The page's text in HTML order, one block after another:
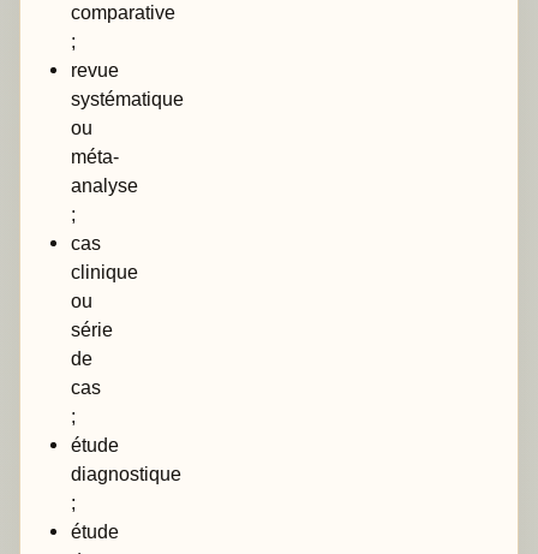
comparative
;
revue
systématique
ou
méta-
analyse
;
cas
clinique
ou
série
de
cas
;
étude
diagnostique
;
étude